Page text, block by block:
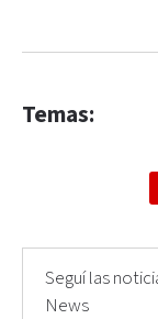
Temas:
Seguí las
News